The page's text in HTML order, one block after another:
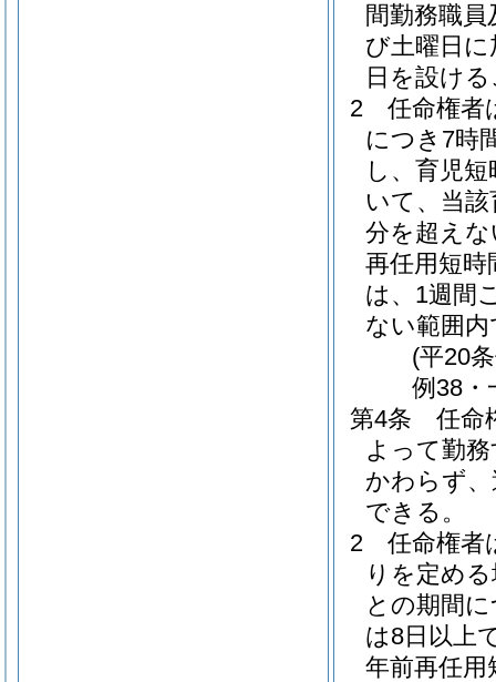
間勤務職
び土曜日
日を設け
2
任命権者
につき7時
し、育児
いて、当
分を超え
再任用短時
は、1週間
ない範囲
(平20
例38・
第4条
任命
よって勤
かわらず
できる。
2
任命権者
りを定め
との期間
は8日以上
年前再任用